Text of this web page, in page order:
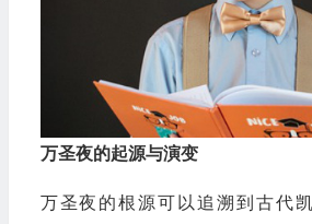
万圣夜的起源与演变
万圣夜的根源可以追溯到古代